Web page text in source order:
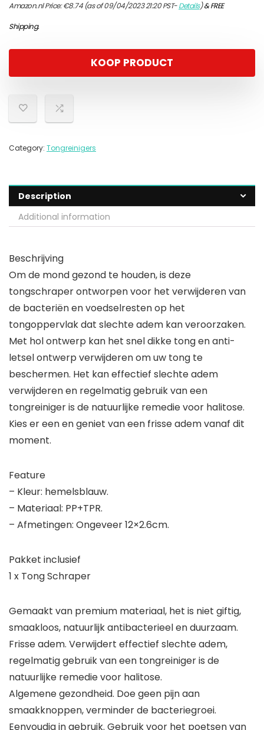
Amazon.nl Price:€8.74(as of 09/04/2023 21:20 PST-Details)&FREE
Shipping.
KOOP PRODUCT
Category: Tongreinigers
Description
Additional information
Beschrijving
Om de mond gezond te houden, is deze
tongschraper ontworpen voor het verwijderen van
de bacteriën en voedselresten op het
tongoppervlak dat slechte adem kan veroorzaken.
Met hol ontwerp kan het snel dikke tong en anti-
letsel ontwerp verwijderen om uw tong te
beschermen. Het kan effectief slechte adem
verwijderen en regelmatig gebruik van een
tongreiniger is de natuurlijke remedie voor halitose.
Kies er een en geniet van een frisse adem vanaf dit
moment.
Feature
– Kleur: hemelsblauw.
– Materiaal: PP+TPR.
– Afmetingen: Ongeveer 12×2.6cm.
Pakket inclusief
1 x Tong Schraper
Gemaakt van premium materiaal, het is niet giftig,
smaakloos, natuurlijk antibacterieel en duurzaam.
Frisse adem. Verwijdert effectief slechte adem,
regelmatig gebruik van een tongreiniger is de
natuurlijke remedie voor halitose.
Algemene gezondheid. Doe geen pijn aan
smaakknoppen, verminder de bacteriegroei.
Eenvoudig in gebruik. Gebruik voor het poetsen van